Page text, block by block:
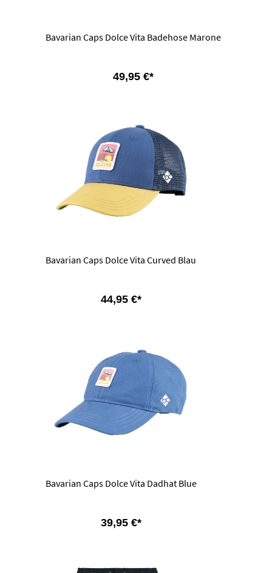
Bavarian Caps Dolce Vita Badehose Marone
49,95 €*
Bavarian Caps Dolce Vita Curved Blau
44,95 €*
Bavarian Caps Dolce Vita Dadhat Blue
39,95 €*